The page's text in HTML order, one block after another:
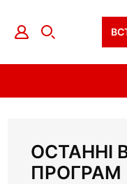
ОСТАННІ
ПРОГРАМ